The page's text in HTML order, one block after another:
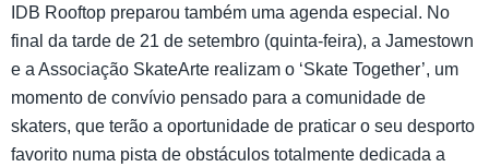
IDB Rooftop preparou também uma agenda especial. No
final da tarde de 21 de setembro (quinta-feira), a Jamestown
e a Associação SkateArte realizam o ‘Skate Together’, um
momento de convívio pensado para a comunidade de
skaters, que terão a oportunidade de praticar o seu desporto
favorito numa pista de obstáculos totalmente dedicada a